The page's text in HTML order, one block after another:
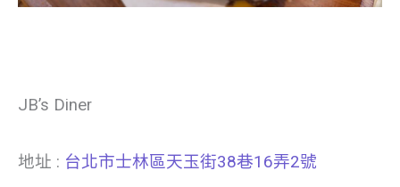
JB’s Diner
地址 : 台北市士林區天玉街38巷16弄2號